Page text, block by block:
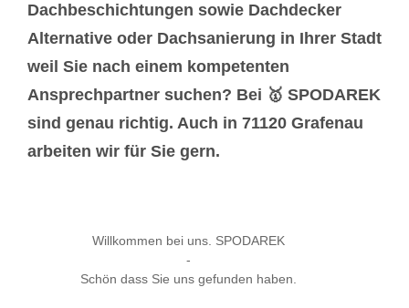
Dachbeschichtungen sowie Dachdecker
Alternative oder Dachsanierung in Ihrer Stadt
weil Sie nach einem kompetenten
Ansprechpartner suchen? Bei 🥇 SPODAREK
sind genau richtig. Auch in 71120 Grafenau
arbeiten wir für Sie gern.
Willkommen bei uns. SPODAREK
-
Schön dass Sie uns gefunden haben.